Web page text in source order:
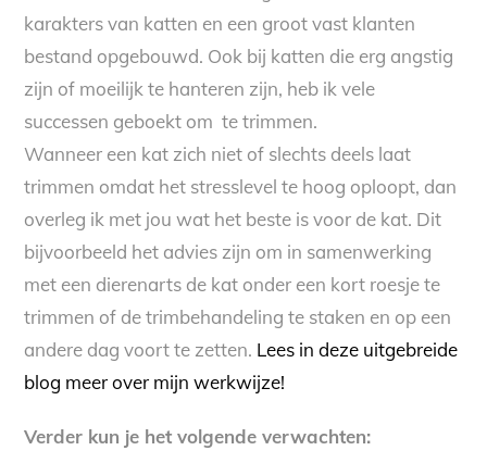
karakters van katten en een groot vast klanten
bestand opgebouwd. Ook bij katten die erg angstig
zijn of moeilijk te hanteren zijn, heb ik vele
successen geboekt om te trimmen.
Wanneer een kat zich niet of slechts deels laat
trimmen omdat het stresslevel te hoog oploopt, dan
overleg ik met jou wat het beste is voor de kat. Dit
bijvoorbeeld het advies zijn om in samenwerking
met een dierenarts de kat onder een kort roesje te
trimmen of de trimbehandeling te staken en op een
andere dag voort te zetten. Lees in deze uitgebreide
blog meer over mijn werkwijze!
Verder kun je het volgende verwachten: